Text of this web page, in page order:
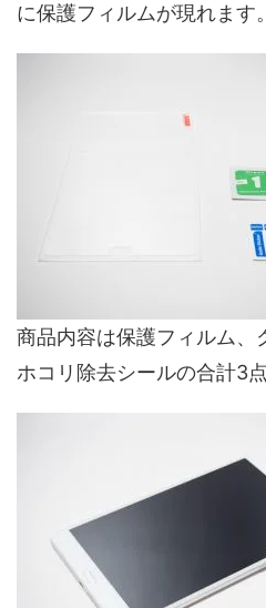
に保護フィルムが現れます。
商品内容は保護フィルム、
ホコリ除去シールの合計3点